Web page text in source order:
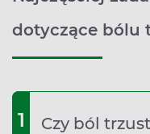
dotyczące bólu
1 Czy ból